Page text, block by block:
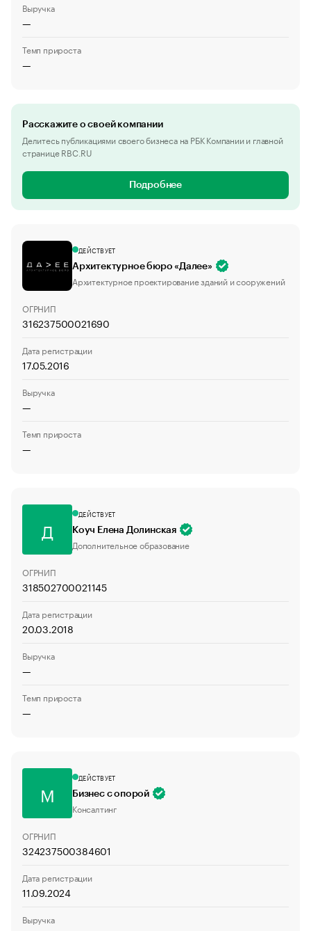
Выручка
—
Темп прироста
—
Расскажите о своей компании
Делитесь публикациями своего бизнеса на РБК Компании и главной
странице RBC.RU
Подробнее
ДЕЙСТВУЕТ
Архитектурное бюро «Далее»
Архитектурное проектирование зданий и сооружений
ОГРНИП
316237500021690
Дата регистрации
17.05.2016
Выручка
—
Темп прироста
—
Д
ДЕЙСТВУЕТ
Коуч Елена Долинская
Дополнительное образование
ОГРНИП
318502700021145
Дата регистрации
20.03.2018
Выручка
—
Темп прироста
—
М
ДЕЙСТВУЕТ
Бизнес с опорой
Консалтинг
ОГРНИП
324237500384601
Дата регистрации
11.09.2024
Выручка